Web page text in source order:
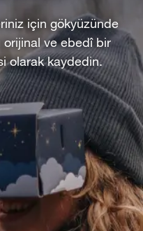
için gökyüzünde
orijinal ve ebedî bir
olarak kaydedin.